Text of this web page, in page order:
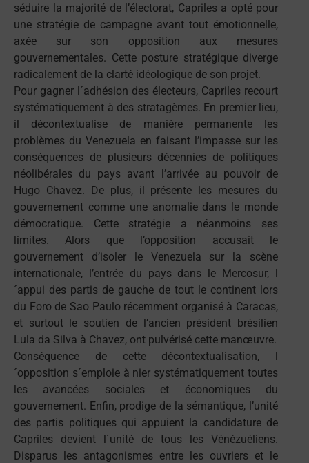
séduire la majorité de l’électorat, Capriles a opté pour
une stratégie de campagne avant tout émotionnelle,
axée sur son opposition aux mesures
gouvernementales. Cette posture stratégique diverge
radicalement de la clarté idéologique de son projet.
Pour gagner l´adhésion des électeurs, Capriles recourt
systématiquement à des stratagèmes. En premier lieu,
il décontextualise de manière permanente les
problèmes du Venezuela en faisant l’impasse sur les
conséquences de plusieurs décennies de politiques
néolibérales du pays avant l’arrivée au pouvoir de
Hugo Chavez. De plus, il présente les mesures du
gouvernement comme une anomalie dans le monde
démocratique. Cette stratégie a néanmoins ses
limites. Alors que l’opposition accusait le
gouvernement d’isoler le Venezuela sur la scène
internationale, l’entrée du pays dans le Mercosur, l
´appui des partis de gauche de tout le continent lors
du Foro de Sao Paulo récemment organisé à Caracas,
et surtout le soutien de l’ancien président brésilien
Lula da Silva à Chavez, ont pulvérisé cette manœuvre.
Conséquence de cette décontextualisation, l
´opposition s´emploie à nier systématiquement toutes
les avancées sociales et économiques du
gouvernement. Enfin, prodige de la sémantique, l’unité
des partis politiques qui appuient la candidature de
Capriles devient l´unité de tous les Vénézuéliens.
Disparus les antagonismes entre les ouvriers et le